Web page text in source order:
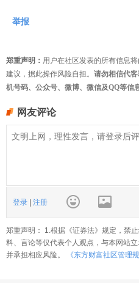
举报
郑重声明： 用户在社区发表的所有信息
建议，据此操作风险自担。 请勿相信代
机号码、公众号、微博、微信及QQ等信
网友评论
登录 | 注册
郑重声明： 1.根据《证券法》规定，禁
料、言论等仅代表个人观点，与本网站
并承担相应风险。
《东方财富社区管理规